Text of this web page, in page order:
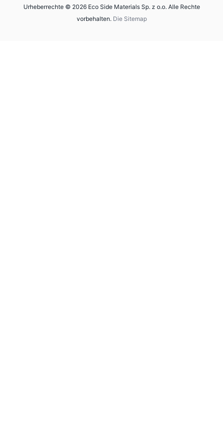
Urheberrechte © 2026 Eco Side Materials Sp. z o.o. Alle Rechte
vorbehalten. Die Sitemap